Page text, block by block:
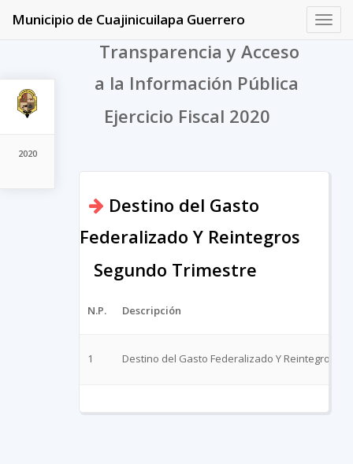
2020
Municipio de Cuajinicuilapa Guerrero
Transparencia y Acceso
a la Información Pública
Ejercicio Fiscal 2020
Destino del Gasto
Federalizado Y Reintegros
Segundo Trimestre
N.P. Descripción
1 Destino del Gasto Federalizado Y Reintegros